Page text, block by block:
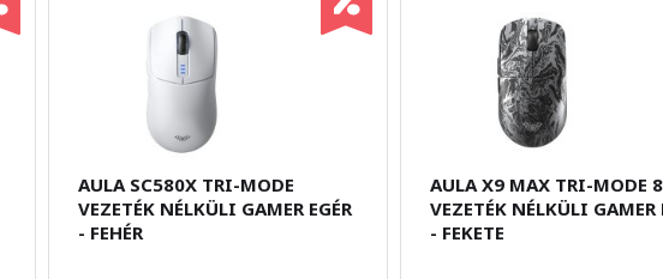
AULA SC580X TRI-MODE
VEZETÉK NÉLKÜLI GAMER EGÉR
- FEHÉR
AULA X9 MAX TRI-MODE
VEZETÉK NÉLKÜLI GAMER
- FEKETE